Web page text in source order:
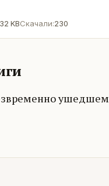
32 KBСкачали:230
ушедшем